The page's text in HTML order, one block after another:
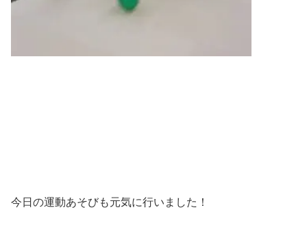
今日の運動あそびも元気に行いました！